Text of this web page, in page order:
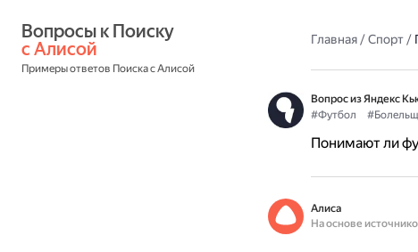
с Алисой
Примеры ответов Поиска с Алисой
Главная/Спорт/
Вопрос из Яндекс
#Футбол
Понимают ли
Алиса
На основе